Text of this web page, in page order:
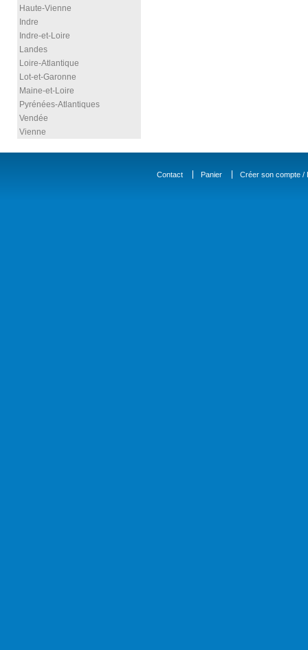
Haute-Vienne
Indre
Indre-et-Loire
Landes
Loire-Atlantique
Lot-et-Garonne
Maine-et-Loire
Pyrénées-Atlantiques
Vendée
Vienne
Contact Panier Créer son compte /